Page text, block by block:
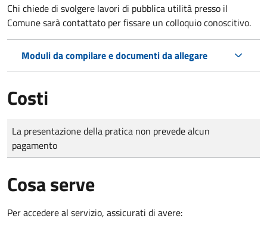
Chi chiede di svolgere lavori di pubblica utilità presso il
Comune sarà contattato per fissare un colloquio conoscitivo.
Moduli da compilare e documenti da allegare
Costi
Tipo di pagamento
Importo
La presentazione della pratica non prevede alcun
pagamento
Cosa serve
Per accedere al servizio, assicurati di avere: